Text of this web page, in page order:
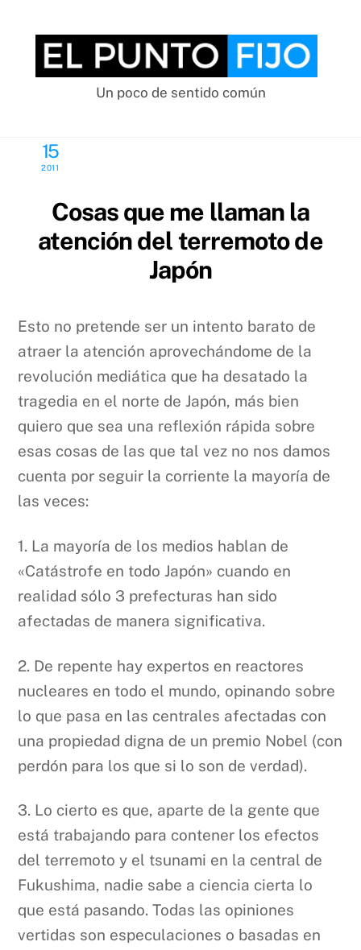
content
Un poco de sentido común
15
2011
Cosas que me llaman la
atención del terremoto de
Japón
Esto no pretende ser un intento barato de
atraer la atención aprovechándome de la
revolución mediática que ha desatado la
tragedia en el norte de Japón, más bien
quiero que sea una reflexión rápida sobre
esas cosas de las que tal vez no nos damos
cuenta por seguir la corriente la mayoría de
las veces:
1. La mayoría de los medios hablan de
«Catástrofe en todo Japón» cuando en
realidad sólo 3 prefecturas han sido
afectadas de manera significativa.
2. De repente hay expertos en reactores
nucleares en todo el mundo, opinando sobre
lo que pasa en las centrales afectadas con
una propiedad digna de un premio Nobel (con
perdón para los que si lo son de verdad).
3. Lo cierto es que, aparte de la gente que
está trabajando para contener los efectos
del terremoto y el tsunami en la central de
Fukushima, nadie sabe a ciencia cierta lo
que está pasando. Todas las opiniones
vertidas son especulaciones o basadas en